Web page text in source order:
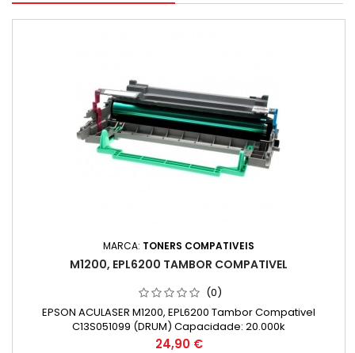
MARCA: TONERS COMPATIVEIS
M1200, EPL6200 TAMBOR COMPATIVEL
(0)
EPSON ACULASER M1200, EPL6200 Tambor Compativel
C13S051099 (DRUM) Capacidade: 20.000k
Preço
24,90 €